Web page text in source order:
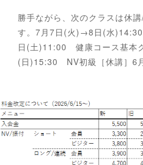
勝手ながら、次のクラスは休
す。7月7日(火)→8日(水
日(土)11:00 健康コース基本
(日)15:30 NV初級［休講］